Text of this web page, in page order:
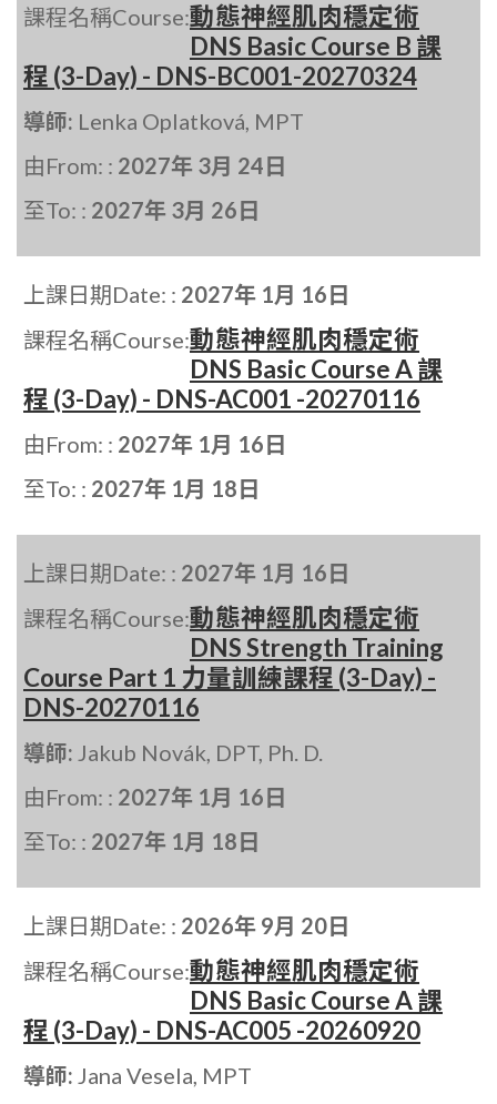
課程名稱Course:動態神經肌肉穩定術
DNS Basic Course B 課
程 (3-Day) - DNS-BC001-20270324
導師: Lenka Oplatková, MPT
由From: : 2027年 3月 24日
至To: : 2027年 3月 26日
上課日期Date: : 2027年 1月 16日
課程名稱Course:動態神經肌肉穩定術
DNS Basic Course A 課
程 (3-Day) - DNS-AC001 -20270116
由From: : 2027年 1月 16日
至To: : 2027年 1月 18日
上課日期Date: : 2027年 1月 16日
課程名稱Course:動態神經肌肉穩定術
DNS Strength Training
Course Part 1 力量訓練課程 (3-Day) -
DNS-20270116
導師: Jakub Novák, DPT, Ph. D.
由From: : 2027年 1月 16日
至To: : 2027年 1月 18日
上課日期Date: : 2026年 9月 20日
課程名稱Course:動態神經肌肉穩定術
DNS Basic Course A 課
程 (3-Day) - DNS-AC005 -20260920
導師: Jana Vesela, MPT